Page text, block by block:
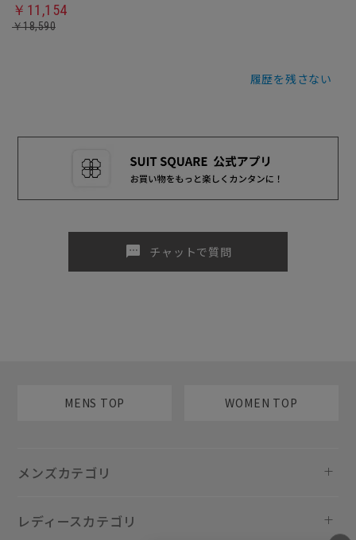
￥11,154
￥18,590
履歴を残さない
sms チャットで質問
MENS TOP WOMEN TOP
メンズカテゴリ
レディースカテゴリ